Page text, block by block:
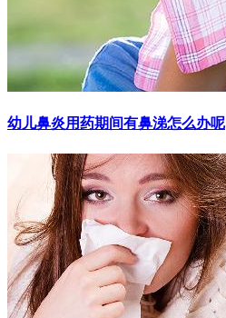
幼儿鼻炎用药期间有鼻涕怎么办呢